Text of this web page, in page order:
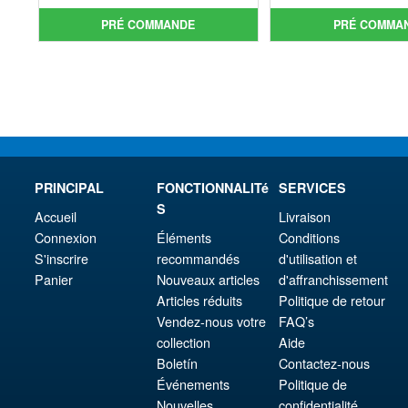
initial
était :
prix
actuel
PRÉ COMMANDE
est
PRÉ
PRINCIPAL
Accueil
Connexion
S'inscrire
Panier
FONCTIONNALITé
S
Éléments
recommandés
Nouveaux articles
Articles réduits
Vendez-nous votre
collection
Boletín
Événements
SERVICES
Livraison
Conditions
d'utilisation et
d'affranchissement
Politique de retour
FAQ’s
Aide
Contactez-nous
Politique de